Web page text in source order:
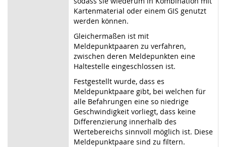
Kartenmaterial oder einem GIS genutzt
werden können.
Gleichermaßen ist mit
Meldepunktpaaren zu verfahren,
zwischen deren Meldepunkten eine
Haltestelle eingeschlossen ist.
Festgestellt wurde, dass es
Meldepunktpaare gibt, bei welchen für
alle Befahrungen eine so niedrige
Geschwindigkeit vorliegt, dass keine
Differenzierung innerhalb des
Wertebereichs sinnvoll möglich ist. Diese
Meldepunktpaare sind zu filtern.